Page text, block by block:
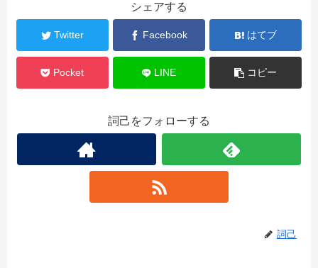
シェアする
Twitter Facebook はてブ
Pocket LINE コピー
詞己をフォローする
詞己